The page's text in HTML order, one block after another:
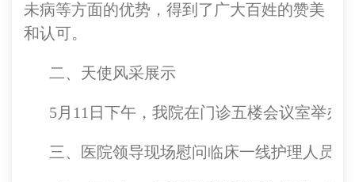
未病等方面的优势，得到了广大百姓的赞美
和认可。
二、天使风采展示
5月11日下午，我院在门诊五楼会议室举
三、医院领导现场慰问临床一线护理人员